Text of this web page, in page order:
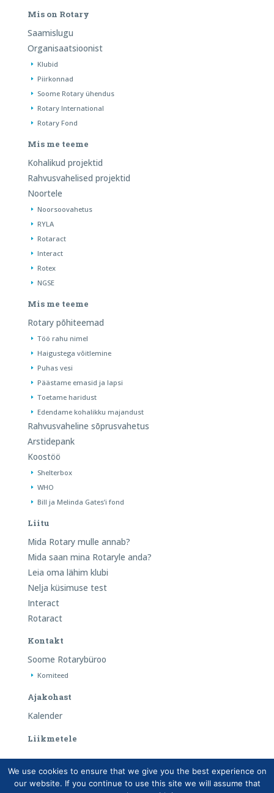
Mis on Rotary
Saamislugu
Organisaatsioonist
Klubid
Piirkonnad
Soome Rotary ühendus
Rotary International
Rotary Fond
Mis me teeme
Kohalikud projektid
Rahvusvahelised projektid
Noortele
Noorsoovahetus
RYLA
Rotaract
Interact
Rotex
NGSE
Mis me teeme
Rotary põhiteemad
Töö rahu nimel
Haigustega võitlemine
Puhas vesi
Päästame emasid ja lapsi
Toetame haridust
Edendame kohalikku majandust
Rahvusvaheline sõprusvahetus
Arstidepank
Koostöö
Shelterbox
WHO
Bill ja Melinda Gates’i fond
Liitu
Mida Rotary mulle annab?
Mida saan mina Rotaryle anda?
Leia oma lähim klubi
Nelja küsimuse test
Interact
Rotaract
Kontakt
Soome Rotarybüroo
Komiteed
Ajakohast
Kalender
Liikmetele
Copyright © Suomen Rotarypalvelu ry 2026 |Liikmete
andmebaasi privaatsus| Isiklike andmete käitlemine Rotary
We use cookies to ensure that we give you the best experience on
our website. If you continue to use this site we will assume that